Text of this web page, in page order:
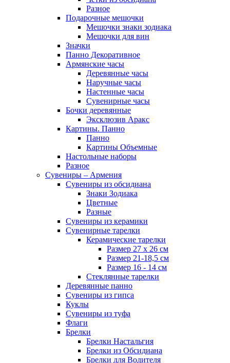
Разное
Подарочные мешочки
Мешочки знаки зодиака
Мешочки для вин
Значки
Панно Декоративное
Армянские часы
Деревянные часы
Наручные часы
Настенные часы
Сувенирные часы
Бочки деревянные
Эксклюзив Аракс
Картины. Панно
Панно
Картины Объемные
Настольные наборы
Разное
Сувениры – Армения
Сувениры из обсидиана
Знаки Зодиака
Цветные
Разные
Сувениры из керамики
Сувенирные тарелки
Керамические тарелки
Размер 27 х 26 см
Размер 21-18,5 см
Размер 16 - 14 см
Стеклянные тарелки
Деревянные панно
Сувениры из гипса
Куклы
Сувениры из туфа
Флаги
Брелки
Брелки Настальгия
Брелки из Обсидиана
Брелки для Водителя